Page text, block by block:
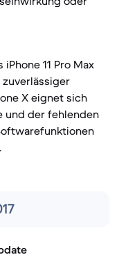
11 Pro Max
X eignet sich
und der fehlenden